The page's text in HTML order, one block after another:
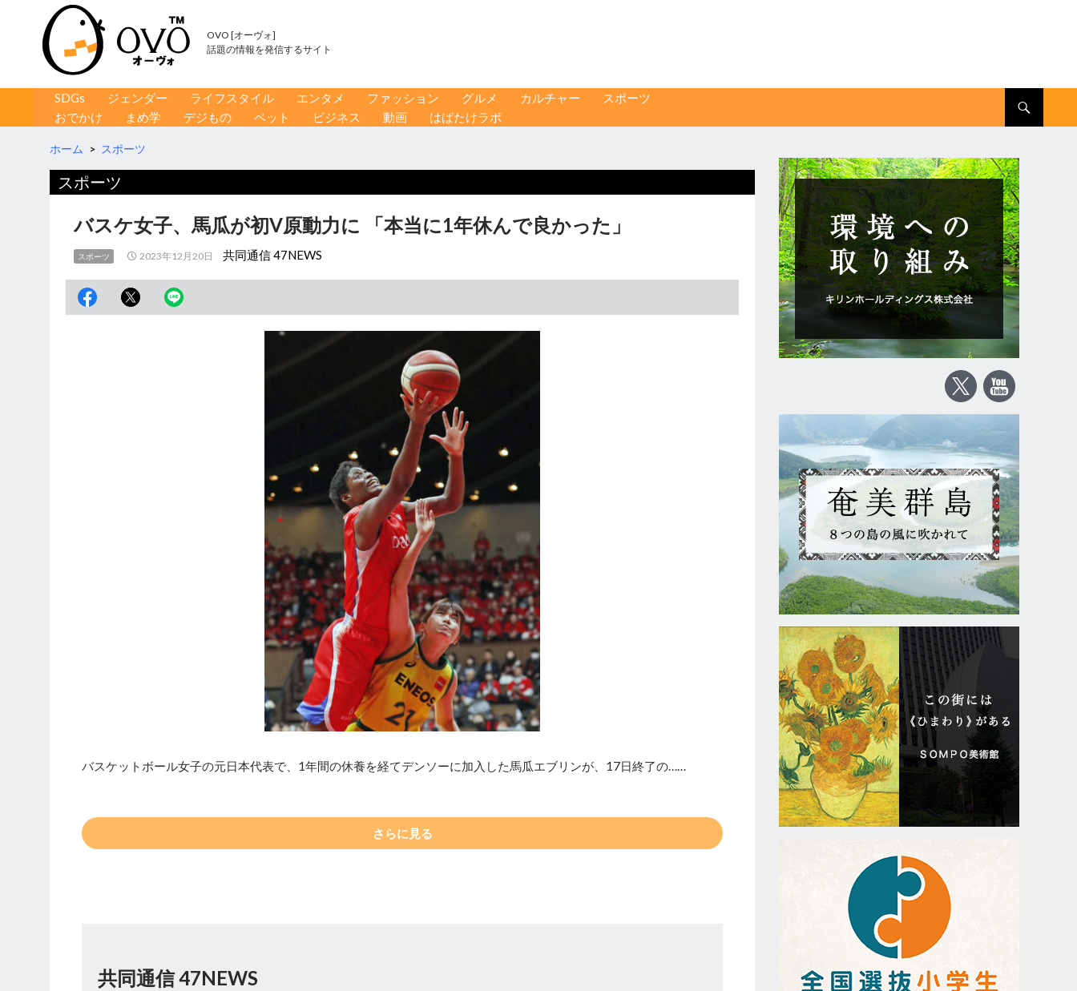
OVO [オーヴォ]
話題の情報を発信するサイト
コンテンツへ移動
SDGs ジェンダー ライフスタイル エンタメ ファッション グルメ カルチャー
スポーツ
おでかけ
まめ学 デジもの ペット ビジネス 動画 はばたけラボ
ホーム > スポーツ
スポーツ
バスケ女子、馬瓜が初V原動力に 「本当に1年休んで良かった」
スポーツ 2023年12月20日 共同通信 47NEWS
バスケットボール女子の元日本代表で、1年間の休養を経てデンソーに加入した馬瓜エブリンが、17日終了の……
さらに見る
共同通信 47NEWS